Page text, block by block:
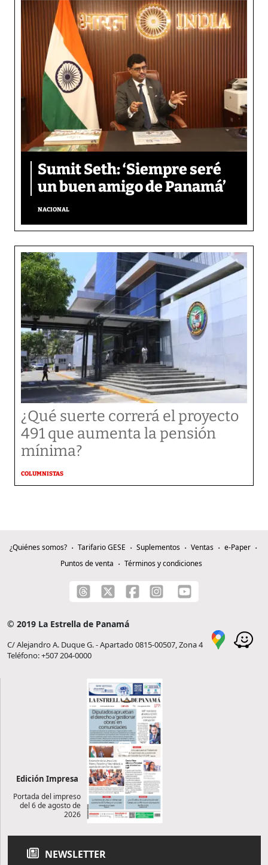
Sumit Seth: ‘Siempre seré
un buen amigo de Panamá’
NACIONAL
¿Qué suerte correrá el proyecto
491 que aumenta la pensión
mínima?
COLUMNISTAS
¿Quiénes somos? Tarifario GESE Suplementos Ventas
e-Paper
Puntos de venta
Términos y condiciones
© 2019 La Estrella de Panamá
C/ Alejandro A. Duque G. - Apartado 0815-00507, Zona 4
Teléfono: +507 204-0000
Edición Impresa
Portada del impreso
del 6 de agosto de
2026
NEWSLETTER